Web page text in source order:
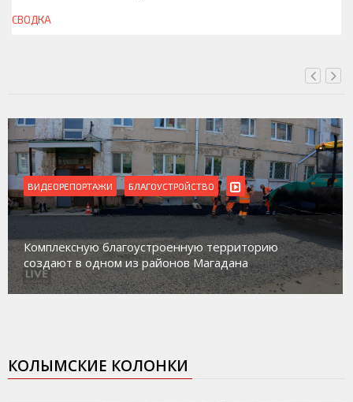
СЕГОДНЯ, 13:00
СВОДКА
ВИДЕОРЕПОРТАЖИ БЛАГОУСТРОЙСТВО
Комплексную благоустроенную территорию
создают в одном из районов Магадана
КОЛЫМСКИЕ КОЛОНКИ